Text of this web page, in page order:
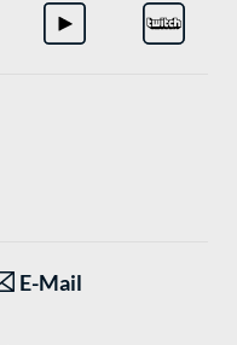
E-Mail